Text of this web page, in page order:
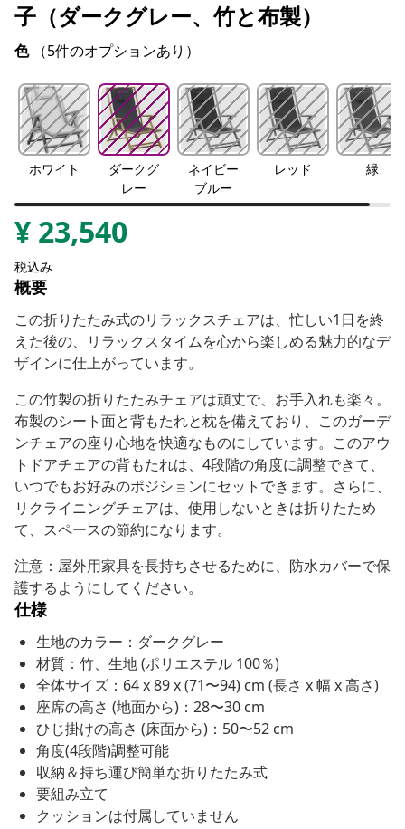
子（ダークグレー、竹と布製）
色 （5件のオプションあり）
ホワイト
ダークグ
レー
ネイビー
ブルー
レッド 緑
¥ 23,540
税込み
概要
この折りたたみ式のリラックスチェアは、忙しい1日を終
えた後の、リラックスタイムを心から楽しめる魅力的なデ
ザインに仕上がっています。
この竹製の折りたたみチェアは頑丈で、お手入れも楽々。
布製のシート面と背もたれと枕を備えており、このガーデ
ンチェアの座り心地を快適なものにしています。このアウ
トドアチェアの背もたれは、4段階の角度に調整できて、
いつでもお好みのポジションにセットできます。さらに、
リクライニングチェアは、使用しないときは折りたため
て、スペースの節約になります。
注意：屋外用家具を長持ちさせるために、防水カバーで保
護するようにしてください。
仕様
生地のカラー：ダークグレー
材質：竹、生地 (ポリエステル 100％)
全体サイズ：64 x 89 x (71〜94) cm (長さ x 幅 x 高さ)
座席の高さ (地面から)：28〜30 cm
ひじ掛けの高さ (床面から)：50〜52 cm
角度(4段階)調整可能
収納＆持ち運び簡単な折りたたみ式
要組み立て
クッションは付属していません